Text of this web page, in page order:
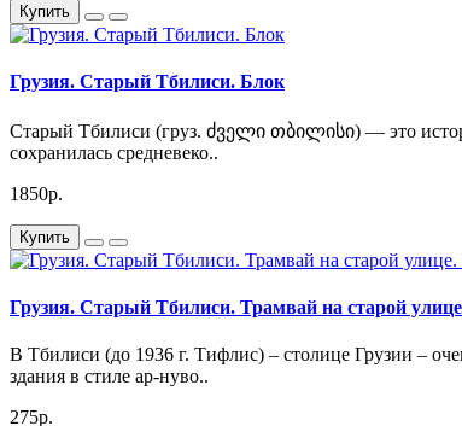
Купить
Грузия. Старый Тбилиси. Блок
Старый Тбилиси (груз. ძველი თბილისი) — это
сохранилась средневеко..
1850р.
Купить
Грузия. Старый Тбилиси. Трамвай на старой
В Тбилиси (до 1936 г. Тифлис) – столице Грузии –
здания в стиле ар-нуво..
275р.